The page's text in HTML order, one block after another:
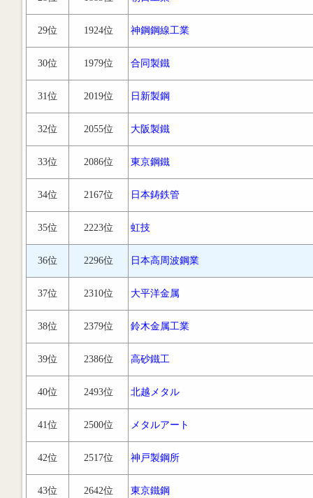
29位 1924位 神鋼鋼線工業
30位 1979位 合同製鐵
31位 2019位 日新製鋼
32位 2055位 大阪製鐵
33位 2086位 東京鋼鐵
34位 2167位 日本鋳鉄管
35位 2223位 虹技
36位 2296位 日本高周波鋼業
37位 2310位 大平洋金属
38位 2379位 鈴木金属工業
39位 2386位 高砂鐵工
40位 2493位 北越メタル
41位 2500位 メタルアート
42位 2517位 神戸製鋼所
43位 2642位 東京鐵鋼